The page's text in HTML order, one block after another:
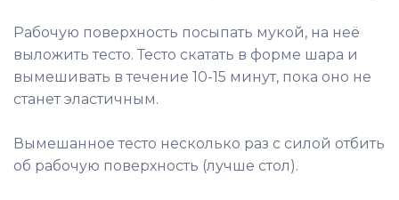
Рабочую поверхность посыпать мукой, на неё
выложить тесто. Тесто скатать в форме шара и
вымешивать в течение 10-15 минут, пока оно не
станет эластичным.
Вымешанное тесто несколько раз с силой отбить
об рабочую поверхность (лучше стол).